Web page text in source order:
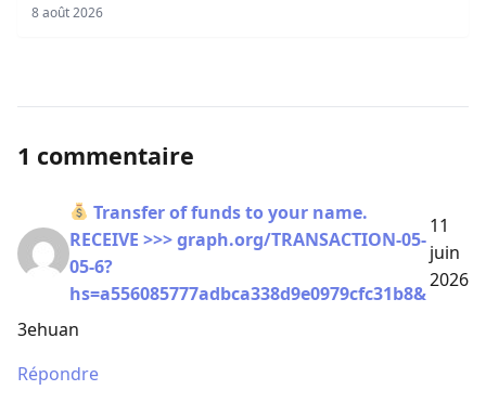
8 août 2026
1 commentaire
Transfer of funds to your name.
RECEIVE >>> graph.org/TRANSACTION-05-
05-6?
hs=a556085777adbca338d9e0979cfc31b8&
11
juin
2026
3ehuan
Répondre